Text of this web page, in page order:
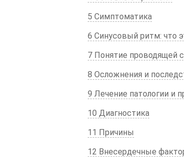
5 Симптоматика
6 Синусовый ритм: что
7 Понятие проводящей
8 Осложнения и
9 Лечение патологии и
10 Диагностика
11 Причины
12 Внесердечные